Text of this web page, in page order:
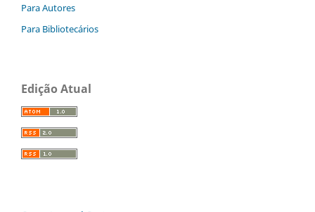
Para Autores
Para Bibliotecários
Edição Atual